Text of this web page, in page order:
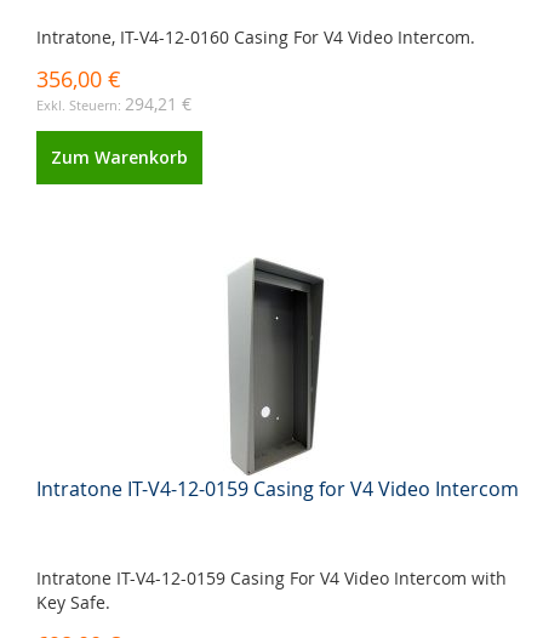
Intratone, IT-V4-12-0160 Casing For V4 Video Intercom.
356,00 €
294,21 €
Zum Warenkorb
Intratone IT-V4-12-0159 Casing for V4 Video Intercom
Intratone IT-V4-12-0159 Casing For V4 Video Intercom with
Key Safe.